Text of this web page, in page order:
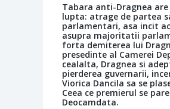
Tabara anti-Dragnea
lupta: atrage de partea
parlamentari, asa incit
asupra majoritatii
forta demiterea lui
presedinte al Camerei
cealalta, Dragnea si
pierderea guvernarii,
Viorica Dancila sa se
Ceea ce premierul se
Deocamdata.